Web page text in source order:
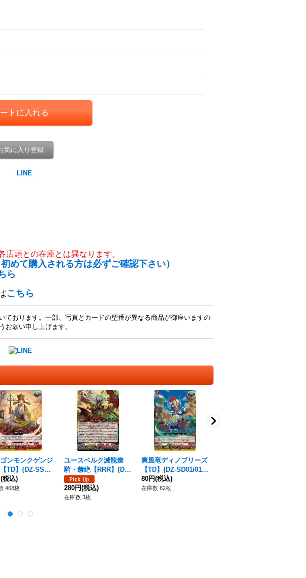
気に入り登録
頭との在庫とは異なります。
めて購入される方は必ずご確認下さい）
ら
こちら
おります。一部、写真とカードの型番が異なる商品が御座いますの
お願い申し上げます。
ゴンモンクゲンジ
TD】{DZ-SS15/
ドラゴンエンパ
(税込)
468枚
ユースベルク滅龍燎
騎・赫絶【RRR】{DZ-
BT14/002}《ドラゴン
エンパイア》
280円(税込)
在庫数 3枚
爽風竜ディノブリーズ
【TD】{DZ-SD01/017}
《ドラゴンエンパイ
ア》
80円(税込)
在庫数 82枚